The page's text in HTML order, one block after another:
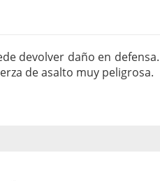
devolver daño en
de asalto muy peligrosa.